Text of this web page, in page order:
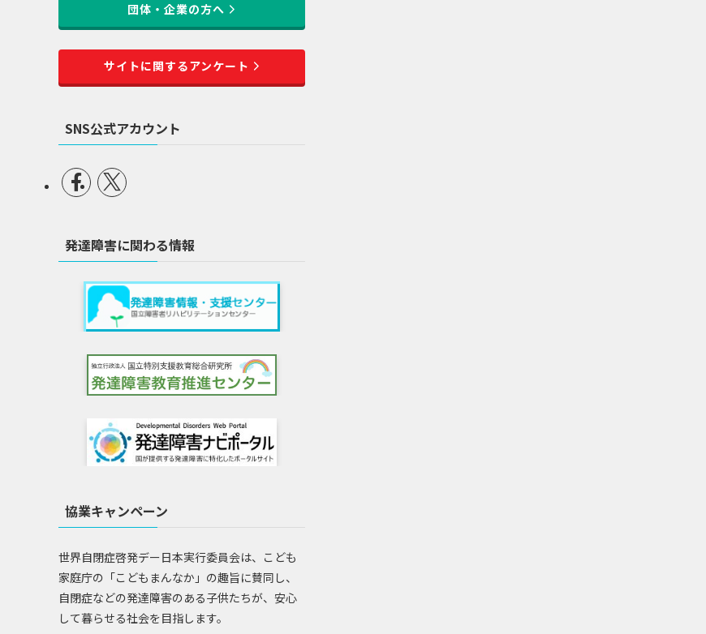
団体・企業の方へ
サイトに関するアンケート
SNS公式アカウント
発達障害に関わる情報
協業キャンペーン
世界自閉症啓発デー日本実行委員会は、こども
家庭庁の「こどもまんなか」の趣旨に賛同し、
自閉症などの発達障害のある子供たちが、安心
して暮らせる社会を目指します。